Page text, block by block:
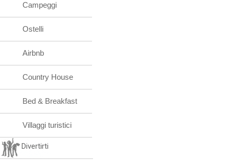
Campeggi
Ostelli
Airbnb
Country House
Bed & Breakfast
Villaggi turistici
Divertirti